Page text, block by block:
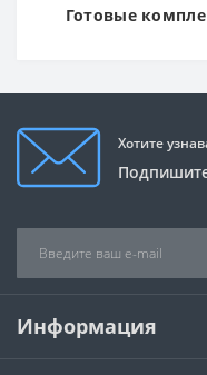
Готовые
Хотите
Информация